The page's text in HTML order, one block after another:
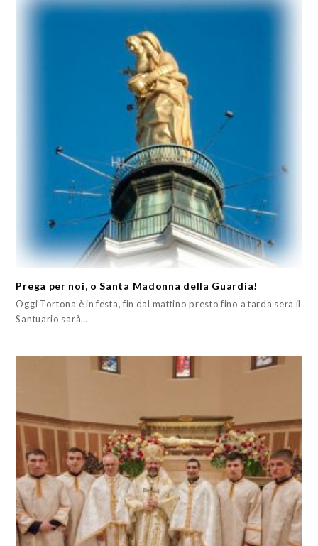
Prega per noi, o Santa Madonna della Guardia!
Oggi Tortona è in festa, fin dal mattino presto fino a tarda sera il
Santuario sarà…